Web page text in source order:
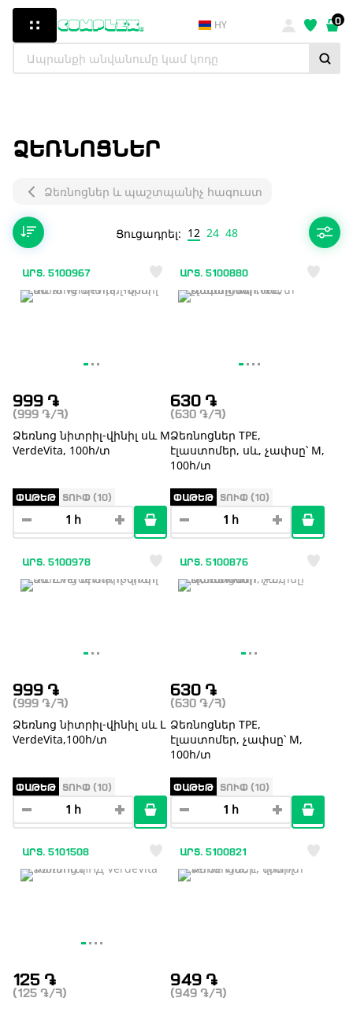
HY 0
ՁԵՌՆՈՑՆԵՐ
Ձեռնոցներ և պաշտպանիչ հագուստ
Ցուցադրել: 12 24 48
ԱՐՏ. 5100967
999 ֏
(999 ֏ /Հ)
Ձեռնոց նիտրիլ-վինիլ սև М
VerdeVita, 100հ/տ
ՓԱԹԵԹ ՏՈՒՓ (10)
ԱՐՏ. 5100880
630 ֏
(630 ֏ /Հ)
Ձեռնոցներ TPE,
էլաստոմեր, սև, չափսը՝ M,
100հ/տ
ՓԱԹԵԹ ՏՈՒՓ (10)
ԱՐՏ. 5100978
999 ֏
(999 ֏ /Հ)
Ձեռնոց նիտրիլ-վինիլ սև Լ
VerdeVita,100հ/տ
ՓԱԹԵԹ ՏՈՒՓ (10)
ԱՐՏ. 5100876
630 ֏
(630 ֏ /Հ)
Ձեռնոցներ TPE,
էլաստոմեր, չափսը՝ M,
100հ/տ
ՓԱԹԵԹ ՏՈՒՓ (10)
ԱՐՏ. 5101508
125 ֏
(125 ֏ /Հ)
ԱՐՏ. 5100821
949 ֏
(949 ֏ /Հ)